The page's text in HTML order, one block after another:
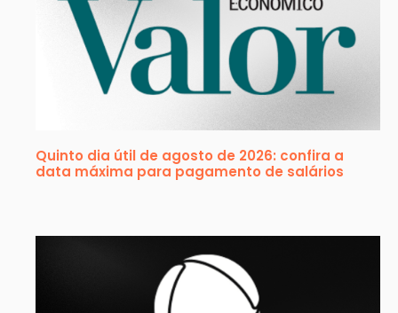
Quinto dia útil de agosto de 2026: confira a
data máxima para pagamento de salários